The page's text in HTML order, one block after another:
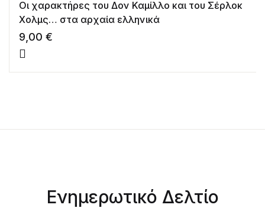
Οι χαρακτήρες του Δον Καμίλλο και του Σέρλοκ
Χολμς… στα αρχαία ελληνικά
9,00 €
Ενημερωτικό Δελτίο